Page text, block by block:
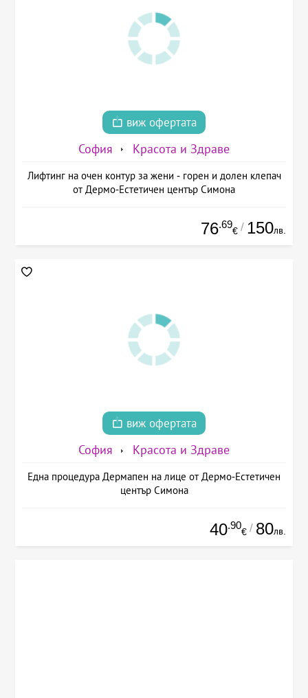
виж офертата
София Красота и Здраве
Лифтинг на очен контур за жени - горен и долен клепач
от Дермо-Естетичен център Симона
76.69
€ / 150лв.
виж офертата
София Красота и Здраве
Една процедура Дермапен на лице от Дермо-Естетичен
център Симона
40.90
€ / 80лв.